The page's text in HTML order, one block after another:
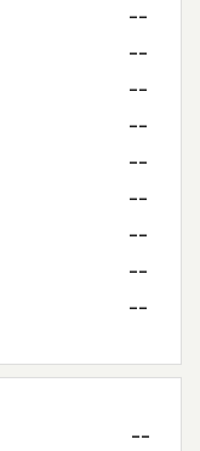
--
--
--
--
--
--
--
--
--
--